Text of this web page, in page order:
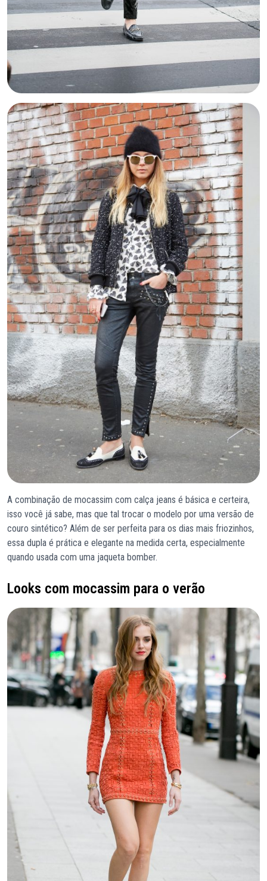
A combinação de mocassim com calça jeans é básica e certeira,
isso você já sabe, mas que tal trocar o modelo por uma versão de
couro sintético? Além de ser perfeita para os dias mais friozinhos,
essa dupla é prática e elegante na medida certa, especialmente
quando usada com uma jaqueta bomber.
Looks com mocassim para o verão